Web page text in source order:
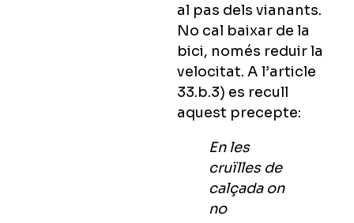
al pas dels vianants.
No cal baixar de la
bici, només reduir la
velocitat. A l’article
33.b.3) es recull
aquest precepte:
En les
cruïlles de
calçada on
no